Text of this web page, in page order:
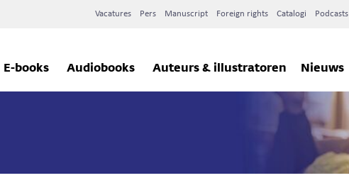
Vacatures Pers Manuscript Foreign rights Catalogi Podcasts
E-books Audiobooks Auteurs & illustratoren Nieuws